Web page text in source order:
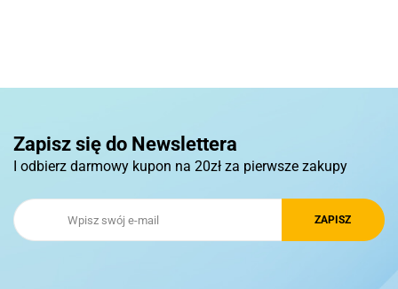
Royal Design
Zapisz się do Newslettera
I odbierz darmowy kupon na 20zł za pierwsze zakupy